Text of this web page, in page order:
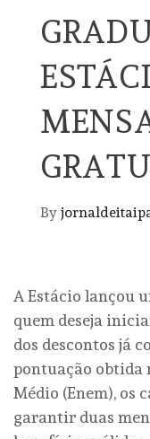
By
A Estácio lançou
quem deseja
dos descontos já
pontuação obtida
Médio (Enem), os
garantir duas